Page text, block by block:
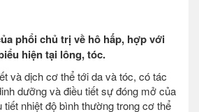
phổi chủ trị về hô hấp, hợp với
hiện tại lông, tóc.
và dịch cơ thể tới da và tóc, có tác
dưỡng và điều tiết sự đóng mở của
tiết nhiệt độ bình thường trong cơ thể